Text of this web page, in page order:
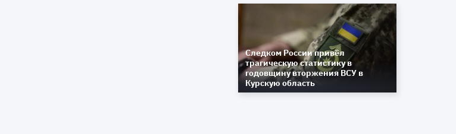
Следком России привёл
трагическую статистику в
годовщину вторжения ВСУ в
Курскую область